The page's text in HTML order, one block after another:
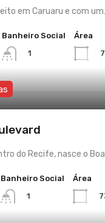
em Caruaru e com
Banheiro Social
1
Área
do Recife, nasce o
Banheiro Social
1
Área